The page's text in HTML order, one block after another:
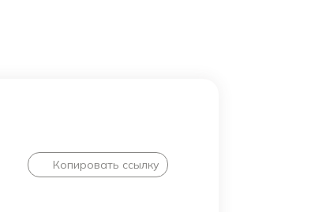
Копировать ссылку